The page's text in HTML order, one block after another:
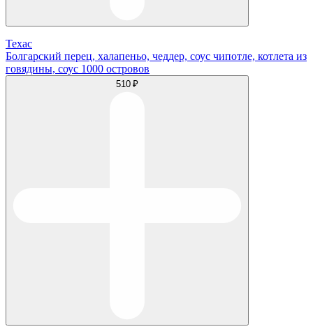
Техас
Болгарский перец, халапеньо, чеддер, соус чипотле, котлета из
говядины, соус 1000 островов
510 ₽